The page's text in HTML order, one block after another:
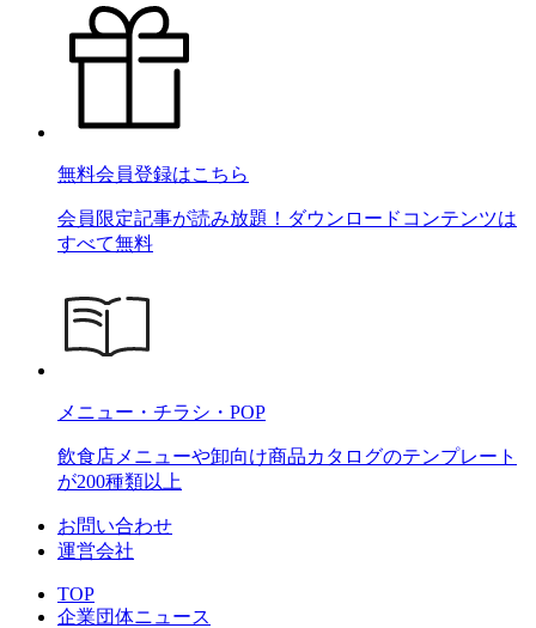
無料会員登録はこちら
会員限定記事が読み放題！ダウンロードコンテンツは
すべて無料
メニュー・チラシ・POP
飲食店メニューや卸向け商品カタログのテンプレート
が200種類以上
お問い合わせ
運営会社
TOP
企業団体ニュース